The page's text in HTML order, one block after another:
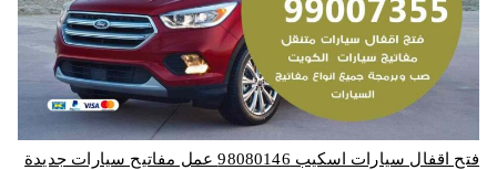
فتح اقفال سيارات اسكيب 98080146‬ عمل مفاتيح سيارات جديدة